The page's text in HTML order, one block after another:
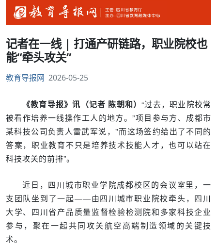
记者在一线 | 打通产研链路，职业院校也
能“牵头攻关”
教育导报网 2026-05-25
《教育导报》讯（记者 陈朝和）“过去，职业院校常
被看作培养一线操作工人的地方。”项目参与方、成都市
某科技公司负责人雷武军说，"而这场签约给出了不同的
答案，职业教育不只是培养技术技能人才，也可以站在
科技攻关的前排”。
近日，四川城市职业学院成都校区的会议室里，一
支团队坐到了一起——由四川城市职业院校牵头，四川
大学、四川省产品质量监督检验检测院和多家科技企业
参与，聚在一起共同攻关航空高端制造领域的关键技
术。